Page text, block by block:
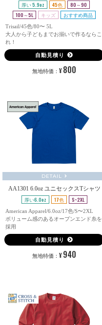
厚い 5.9oz 45色
80～90
100～5L
キッズ おすすめ商品
Trisail/45色/80〜 5L
大人から子どもまでお揃いで作るならこ
れ！
自動見積り
無地特価：¥ 800
DETAIL
AA1301 6.0oz ユニセックスTシャツ
厚い6.0oz 17色 S~2XL
American Apparel/6.0oz/17色/S〜2XL
ボリューム感のあるオープンエンド糸を
採用
自動見積り
無地特価：¥ 940